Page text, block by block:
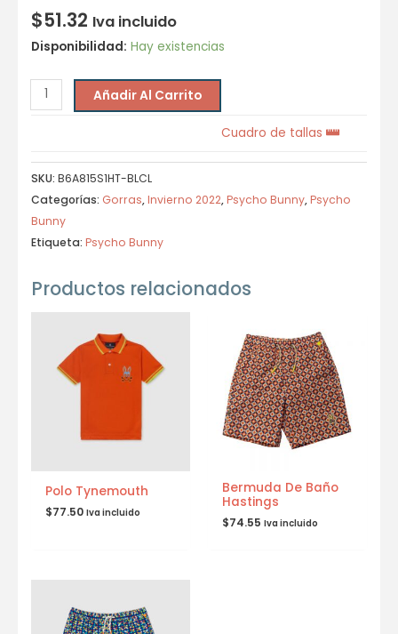
$51.32 Iva incluido
Disponibilidad: Hay existencias
Añadir Al Carrito
Cuadro de tallas
SKU: B6A815S1HT-BLCL
Categorías: Gorras,Invierno 2022,Psycho Bunny,Psycho
Bunny
Etiqueta: Psycho Bunny
Productos relacionados
Polo Tynemouth
$77.50 Iva incluido
Bermuda De Baño
Hastings
$74.55 Iva incluido